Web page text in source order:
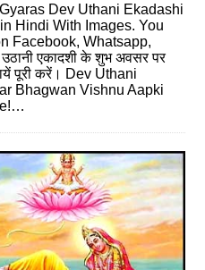
Dev Uthani Ekadashi
Hindi With Images. You
Facebook, Whatsapp,
एकादशी के शुभ अवसर पर
पूरी करें। Dev Uthani
Bhagwan Vishnu Aapki